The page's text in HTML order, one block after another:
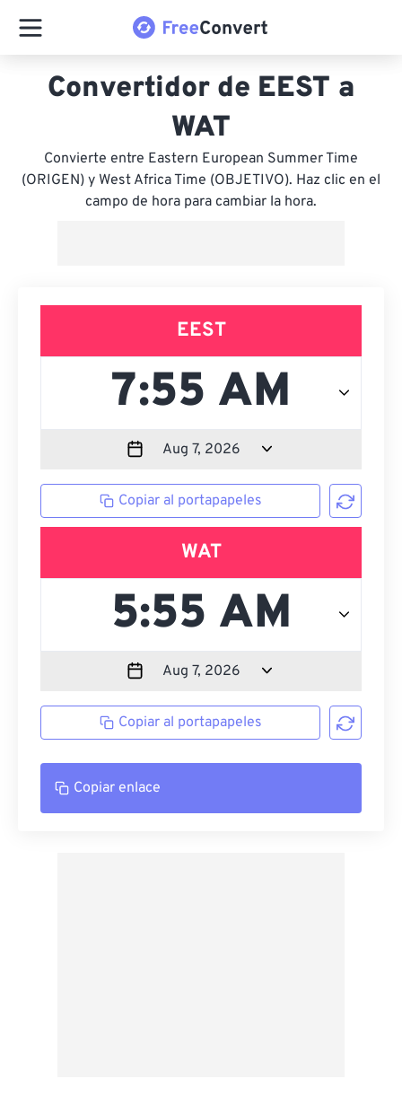
Convertidor de EEST a
WAT
Convierte entre Eastern European Summer Time
(ORIGEN) y West Africa Time (OBJETIVO). Haz clic en el
campo de hora para cambiar la hora.
EEST
Copiar al portapapeles
WAT
Copiar al portapapeles
Copiar enlace